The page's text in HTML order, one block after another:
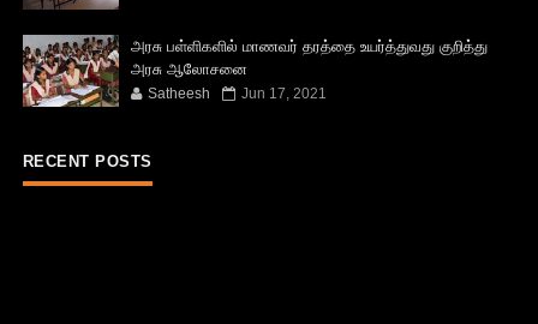
அரசு பள்ளிகளில் மாணவர் தரத்தை உயர்த்துவது குறித்து
அரசு ஆலோசனை
Satheesh Jun 17, 2021
RECENT POSTS